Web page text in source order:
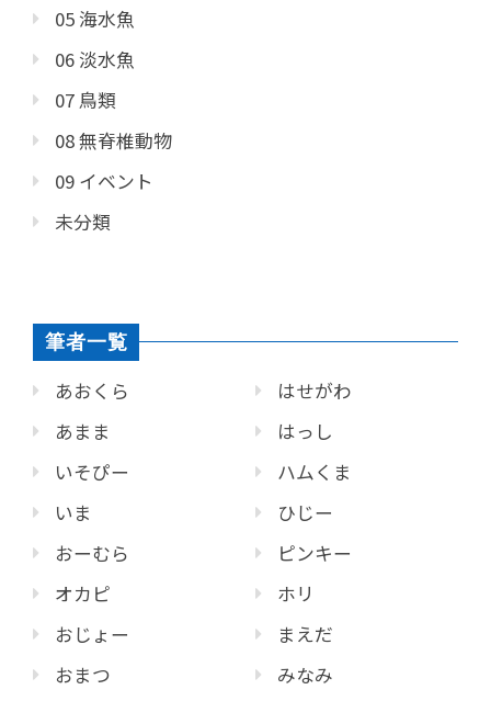
05 海水魚
06 淡水魚
07 鳥類
08 無脊椎動物
09 イベント
未分類
筆者一覧
あおくら
あまま
いそぴー
いま
おーむら
オカピ
おじょー
おまつ
はせがわ
はっし
ハムくま
ひじー
ピンキー
ホリ
まえだ
みなみ